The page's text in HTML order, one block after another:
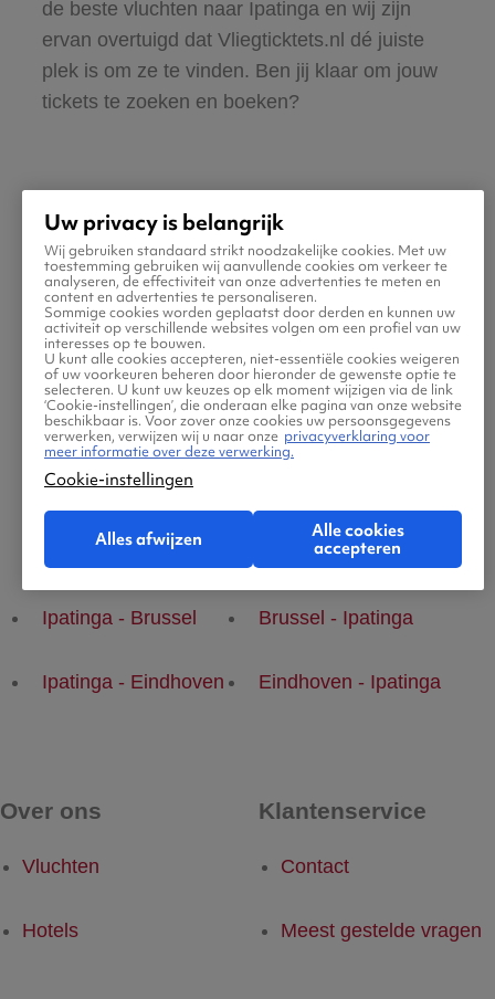
de beste vluchten naar Ipatinga en wij zijn
ervan overtuigd dat Vliegticktets.nl dé juiste
plek is om ze te vinden. Ben jij klaar om jouw
tickets te zoeken en boeken?
Praktische informatie voor
je vlucht naar Ipatinga
Populaire vluchten
Ipatinga - Brussel Brussel - Ipatinga
Ipatinga - Eindhoven Eindhoven - Ipatinga
Over ons
Vluchten
Hotels
Klantenservice
Contact
Meest gestelde vragen
Uw privacy is belangrijk
Wij gebruiken standaard strikt noodzakelijke cookies. Met uw
toestemming gebruiken wij aanvullende cookies om verkeer te
analyseren, de effectiviteit van onze advertenties te meten en
content en advertenties te personaliseren.
Sommige cookies worden geplaatst door derden en kunnen uw
activiteit op verschillende websites volgen om een profiel van uw
interesses op te bouwen.
U kunt alle cookies accepteren, niet-essentiële cookies weigeren
of uw voorkeuren beheren door hieronder de gewenste optie te
selecteren. U kunt uw keuzes op elk moment wijzigen via de link
‘Cookie-instellingen’, die onderaan elke pagina van onze website
beschikbaar is. Voor zover onze cookies uw persoonsgegevens
verwerken, verwijzen wij u naar onze privacyverklaring voor
meer informatie over deze verwerking.
Cookie-instellingen
Alles afwijzen
Alle cookies
accepteren